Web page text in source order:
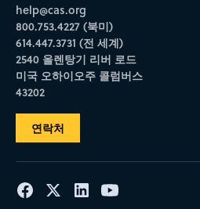
help@cas.org
800.753.4227 (북미)
614.447.3731 (전 세계)
2540 올렌탕기 리버 로드
미국 오하이오주 콜럼버스
43202
연락처